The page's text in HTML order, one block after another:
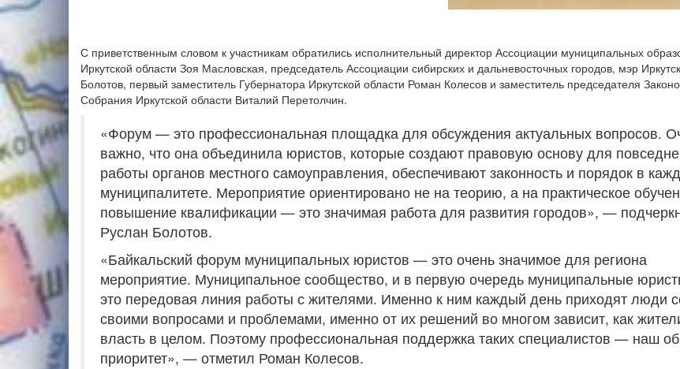
С приветственным словом к участникам обратились исполнительный директор Ассоциации муниципальных
Иркутской области Зоя Масловская, председатель Ассоциации сибирских и дальневосточных городов, мэр
Болотов, первый заместитель Губернатора Иркутской области Роман Колесов и заместитель председателя
Собрания Иркутской области Виталий Перетолчин.
«Форум — это профессиональная площадка для обсуждения актуальных вопросов.
важно, что она объединила юристов, которые создают правовую основу для
работы органов местного самоуправления, обеспечивают законность и порядок в
муниципалитете. Мероприятие ориентировано не на теорию, а на практическое
повышение квалификации — это значимая работа для развития городов», —
Руслан Болотов.
«Байкальский форум муниципальных юристов — это очень значимое для региона
мероприятие. Муниципальное сообщество, и в первую очередь муниципальные
это передовая линия работы с жителями. Именно к ним каждый день приходят люди
своими вопросами и проблемами, именно от их решений во многом зависит, как
власть в целом. Поэтому профессиональная поддержка таких специалистов — наш
приоритет», — отметил Роман Колесов.